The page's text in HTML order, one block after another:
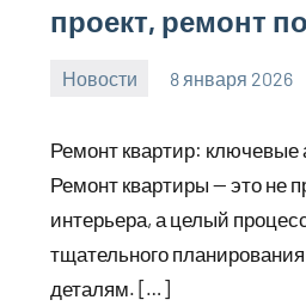
проект, ремонт
Новости 8 января 2026
Ремонт квартир: ключевые
Ремонт квартиры — это не
интерьера, а целый
тщательного
деталям. […]